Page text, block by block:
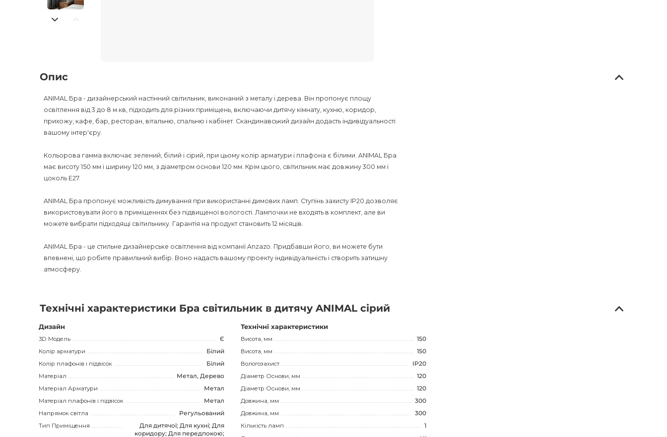
Опис
ANIMAL Бра - дизайнерський настінний світильник, виконаний з металу і дерева. Він пропонує площу
освітлення від 3 до 8 м.кв, підходить для різних приміщень, включаючи дитячу кімнату, кухню, коридор,
прихожу, кафе, бар, ресторан, вітальню, спальню і кабінет. Скандинавський дизайн додасть індивідуальності
вашому інтер'єру.
Кольорова гамма включає зелений, білий і сірий, при цьому колір арматури і плафона є білими. ANIMAL Бра
має висоту 150 мм і ширину 120 мм, з діаметром основи 120 мм. Крім цього, світильник має довжину 300 мм і
цоколь E27.
ANIMAL Бра пропонує можливість димування при використанні димових ламп. Ступінь захисту IP20 дозволяє
використовувати його в приміщеннях без підвищеної вологості. Лампочки не входять в комплект, але ви
можете вибрати підходящі світильнику. Гарантія на продукт становить 12 місяців.
ANIMAL Бра - це стильне дизайнерське освітлення від компанії Anzazo. Придбавши його, ви можете бути
впевнені, що робите правильний вибір. Воно надасть вашому проекту індивідуальність і створить затишну
атмосферу.
Технічні характеристики Бра світильник в дитячу ANIMAL сірий
Дизайн
3D Модель
Є
Колір арматури
Білий
Колір плафонів і підвісок
Білий
Матеріал
Метал, Дерево
Матеріал Арматури
Метал
Матеріал плафонів і підвісок
Метал
Напрямок світла
Регульований
Тип Приміщення
Для дитячої; Для кухні; Для
коридору; Для передпокою;
Технічні характеристики
Висота, мм
150
Висота, мм
150
Вологозахист
IP20
Діаметр Основи, мм
120
Діаметр Основи, мм
120
Довжина, мм
300
Довжина, мм
300
Кількість ламп
1